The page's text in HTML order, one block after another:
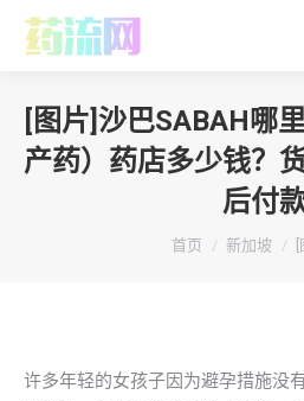
[图片]沙巴SABAH哪
产药）药店多少钱？
后付
你在这里：
首页 新加坡
许多年轻的女孩子因为避孕措施没